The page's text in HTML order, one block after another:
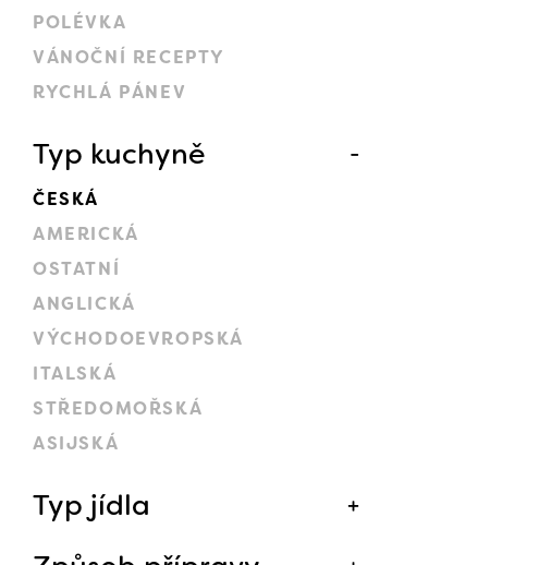
POLÉVKA
VÁNOČNÍ RECEPTY
RYCHLÁ PÁNEV
Typ kuchyně
ČESKÁ
AMERICKÁ
OSTATNÍ
ANGLICKÁ
VÝCHODOEVROPSKÁ
ITALSKÁ
STŘEDOMOŘSKÁ
ASIJSKÁ
Typ jídla